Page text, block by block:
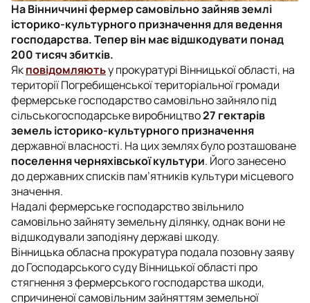
На Вінниччині фермер самовільно зайняв землі
історико-культурного призначення для ведення
господарства. Тепер він має відшкодувати понад
200 тисяч збитків.
Якповідомляютьу прокуратурі Вінницької області, на
території Погребищенської територіальної громади
фермерське господарство самовільно зайняло під
сільськогосподарське виробництво27 гектарів
земель історико-культурного призначення
державної власності. На цих землях було розташоване
поселення черняхівської культури. Його занесено
до державних списків пам’ятників культури місцевого
значення.
Надалі фермерське господарство звільнило
самовільно зайняту земельну ділянку, однак вони не
відшкодували заподіяну державі шкоду.
Вінницька обласна прокуратура подала позовну заяву
до Господарського суду Вінницької області про
стягнення з фермерського господарства шкоди,
спричиненої самовільним зайняттям земельної